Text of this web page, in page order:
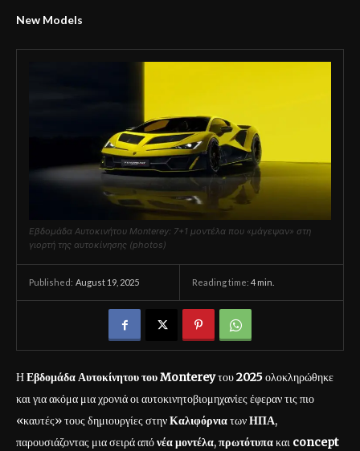
New Models
Εβδομάδα Αυτοκινήτου Monterey: 7+1 μοντέλα που «μάγεψαν» στη
γιορτή της αυτοκίνησης (photos)
Published: August 19, 2025 Reading time: 4 min.
ΗΕβδομάδα Αυτοκίνητου του Montereyτου2025ολοκληρώθηκε
και για ακόμα μια χρονιά οι αυτοκινητοβιομηχανίες έφεραν τις πιο
«καυτές» τους δημιουργίες στηνΚαλιφόρνιατωνΗΠΑ,
παρουσιάζοντας μια σειρά απόνέα μοντέλα,πρωτότυπακαι concept